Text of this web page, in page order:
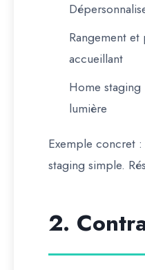
Rangement
accueillant
Home
lumière
Exemple concret :
staging simple.
2.